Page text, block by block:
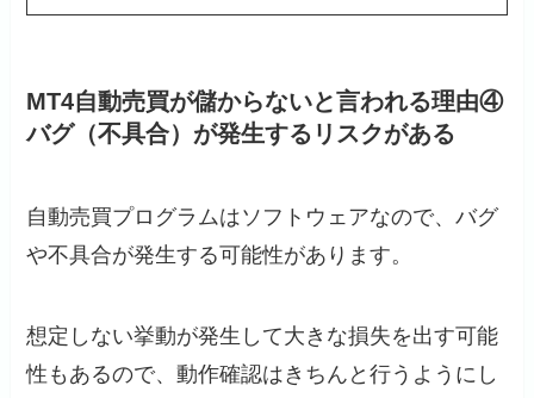
MT4自動売買が儲からないと言われる理由④
バグ（不具合）が発生するリスクがある
自動売買プログラムはソフトウェアなので、バグ
や不具合が発生する可能性があります。
想定しない挙動が発生して大きな損失を出す可能
性もあるので、動作確認はきちんと行うようにし